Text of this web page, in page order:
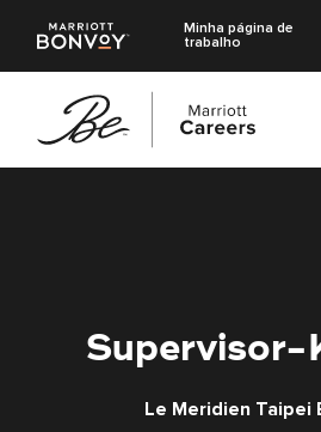
Minha página de
trabalho
Supervisor-
Le Meridien Taipei